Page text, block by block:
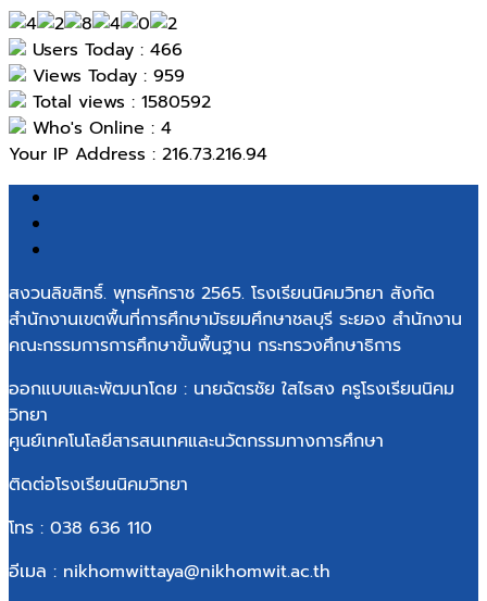
Users Today : 466
Views Today : 959
Total views : 1580592
Who's Online : 4
Your IP Address : 216.73.216.94
สงวนลิขสิทธิ์. พุทธศักราช 2565. โรงเรียนนิคมวิทยา สังกัด
สำนักงานเขตพื้นที่การศึกษามัธยมศึกษาชลบุรี ระยอง สำนักงาน
คณะกรรมการการศึกษาขั้นพื้นฐาน กระทรวงศึกษาธิการ
ออกแบบและพัฒนาโดย : นายฉัตรชัย ใสไธสง ครูโรงเรียนนิคม
วิทยา
ศูนย์เทคโนโลยีสารสนเทศและนวัตกรรมทางการศึกษา
ติดต่อโรงเรียนนิคมวิทยา
โทร : 038 636 110
อีเมล : nikhomwittaya@nikhomwit.ac.th